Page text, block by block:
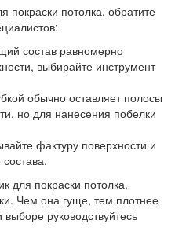
покраски потолка, обратите
состав равномерно
выбирайте инструмент
обычно оставляет полосы
но для нанесения побелки
фактуру поверхности и
для покраски потолка,
Чем она гуще, тем плотнее
руководствуйтесь